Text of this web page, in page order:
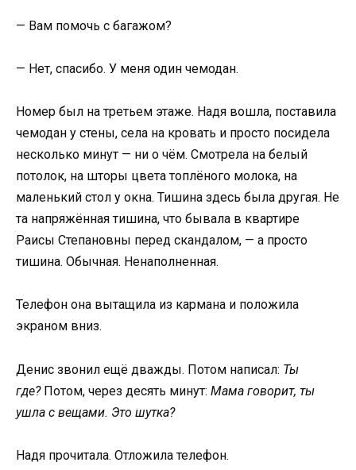
— Вам помочь с багажом?
— Нет, спасибо. У меня один чемодан.
Номер был на третьем этаже. Надя вошла, поставила
чемодан у стены, села на кровать и просто посидела
несколько минут — ни о чём. Смотрела на белый
потолок, на шторы цвета топлёного молока, на
маленький стол у окна. Тишина здесь была другая. Не
та напряжённая тишина, что бывала в квартире
Раисы Степановны перед скандалом, — а просто
тишина. Обычная. Ненаполненная.
Телефон она вытащила из кармана и положила
экраном вниз.
Денис звонил ещё дважды. Потом написал: Ты
где?Потом, через десять минут: Мама говорит, ты
ушла с вещами. Это шутка?
Надя прочитала. Отложила телефон.